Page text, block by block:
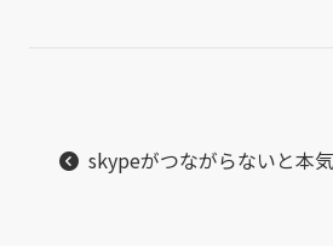
skypeがつながらないと本